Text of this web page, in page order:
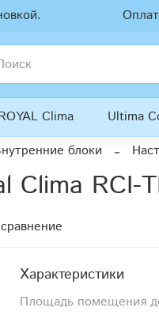
Clima Ultima
блоки
Clima RCI-
Характеристики
Площадь помещения